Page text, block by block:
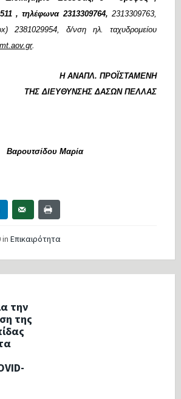
, τηλέφωνα 2313309764, 2313309763,
2381029954, δ/νση ηλ. ταχυδρομείου
.
Η ΑΝΑΠΛ. ΠΡΟΪΣΤΑΜΕΝΗ
ΤΗΣ ΔΙΕΥΘΥΝΣΗΣ ΔΑΣΩΝ ΠΕΛΛΑΣ
Βαρουτσίδου Μαρία
in Επικαιρότητα
την
της